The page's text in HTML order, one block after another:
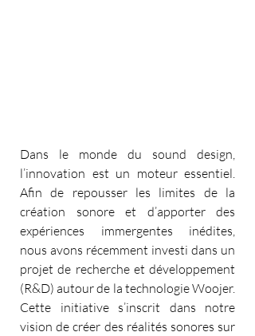
Dans le monde du sound design,
l’innovation est un moteur essentiel.
Afin de repousser les limites de la
création sonore et d’apporter des
expériences immergentes inédites,
nous avons récemment investi dans un
projet de recherche et développement
(R&D) autour de la technologie Woojer.
Cette initiative s’inscrit dans notre
vision de créer des réalités sonores sur